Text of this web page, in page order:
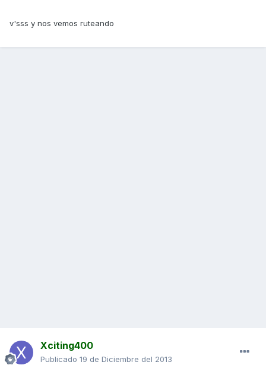
v'sss y nos vemos ruteando
Xciting400
Publicado 19 de Diciembre del 2013